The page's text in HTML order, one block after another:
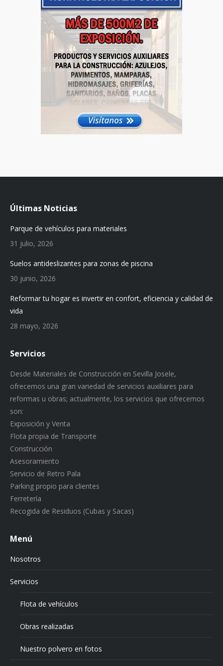
Últimas Noticias
Parque de vehículos para materiales
31 julio, 2026
Suelos antideslizantes para zonas de piscina
30 junio, 2026
Reformar tu hogar es invertir en confort, eficiencia y calidad de
vida
28 mayo, 2026
Servicios
Desde Materiales de Construcción en Sevilla Josele,
ofrecemos una gran variedad de servicios auxiliares para
reformas u obras; actualmente, los servicios que ofrecemos
son:
Exposición y Venta
Flota propia de Transporte
Construcción
Asesoramiento
Servicio de Retro Pala
Parking propio para clientes
Ferretería
Recogida de Residuos (Cubas y Sacas)
Menú
Nosotros
Servicios
Flota de vehículos
Obras realizadas
Nuestro polvero en fotos